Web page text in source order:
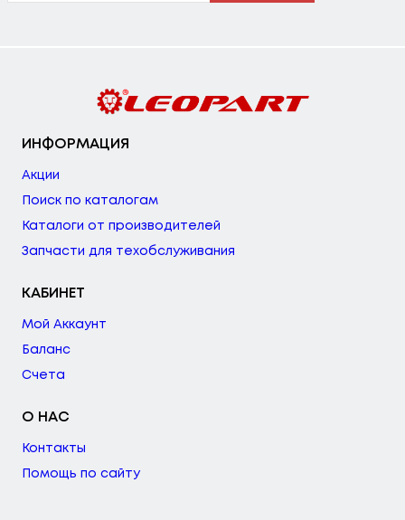
ИНФОРМАЦИЯ
Акции
Поиск по каталогам
Каталоги от производителей
Запчасти для техобслуживания
КАБИНЕТ
Мой Аккаунт
Баланс
Счета
О НАС
Контакты
Помощь по сайту